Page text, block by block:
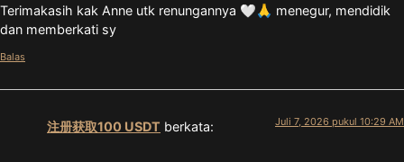
Terimakasih kak Anne utk renungannya 🤍🙏 menegur, mendidik
dan memberkati sy
Balas
注册获取100 USDT berkata: Juli 7, 2026 pukul 10:29 AM